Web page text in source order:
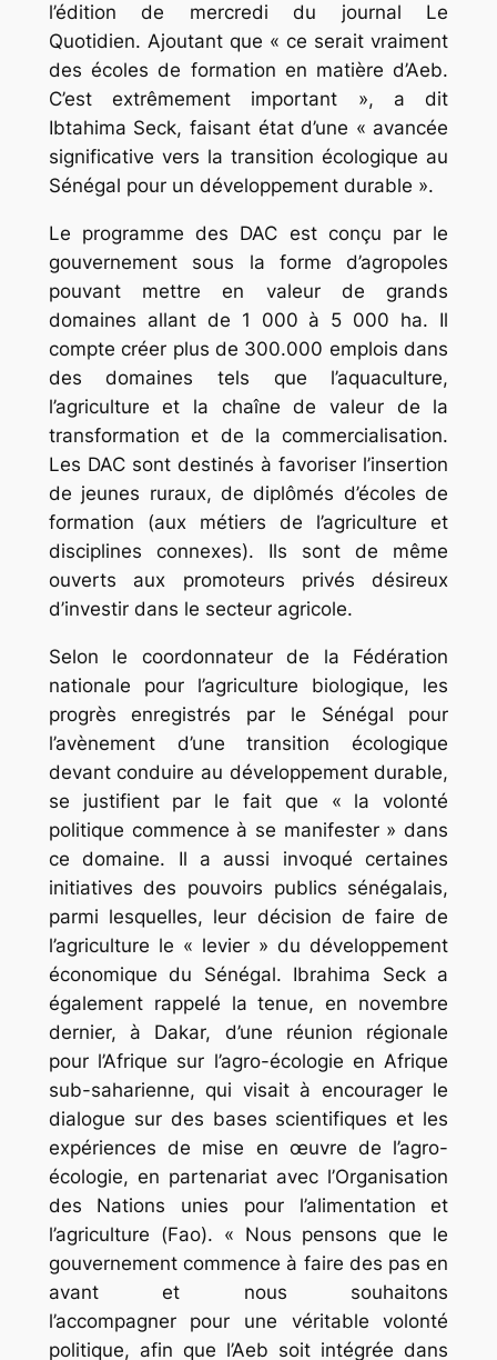
l’édition de mercredi du journal Le
Quotidien. Ajoutant que « ce serait vraiment
des écoles de formation en matière d’Aeb.
C’est extrêmement important », a dit
Ibtahima Seck, faisant état d’une « avancée
significative vers la transition écologique au
Sénégal pour un développement durable ».
Le programme des DAC est conçu par le
gouvernement sous la forme d’agropoles
pouvant mettre en valeur de grands
domaines allant de 1 000 à 5 000 ha. Il
compte créer plus de 300.000 emplois dans
des domaines tels que l’aquaculture,
l’agriculture et la chaîne de valeur de la
transformation et de la commercialisation.
Les DAC sont destinés à favoriser l’insertion
de jeunes ruraux, de diplômés d’écoles de
formation (aux métiers de l’agriculture et
disciplines connexes). Ils sont de même
ouverts aux promoteurs privés désireux
d’investir dans le secteur agricole.
Selon le coordonnateur de la Fédération
nationale pour l’agriculture biologique, les
progrès enregistrés par le Sénégal pour
l’avènement d’une transition écologique
devant conduire au développement durable,
se justifient par le fait que « la volonté
politique commence à se manifester » dans
ce domaine. Il a aussi invoqué certaines
initiatives des pouvoirs publics sénégalais,
parmi lesquelles, leur décision de faire de
l’agriculture le « levier » du développement
économique du Sénégal. Ibrahima Seck a
également rappelé la tenue, en novembre
dernier, à Dakar, d’une réunion régionale
pour l’Afrique sur l’agro-écologie en Afrique
sub-saharienne, qui visait à encourager le
dialogue sur des bases scientifiques et les
expériences de mise en œuvre de l’agro-
écologie, en partenariat avec l’Organisation
des Nations unies pour l’alimentation et
l’agriculture (Fao). « Nous pensons que le
gouvernement commence à faire des pas en
avant et nous souhaitons
l’accompagner pour une véritable volonté
politique, afin que l’Aeb soit intégrée dans